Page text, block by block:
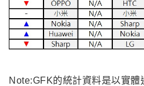
Note:GFK的統計資料是以實